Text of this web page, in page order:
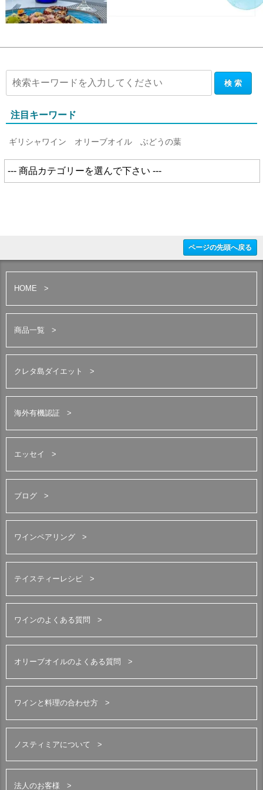
注目キーワード
ギリシャワイン オリーブオイル ぶどうの葉
ページの先頭へ戻る
HOME
商品一覧
クレタ島ダイエット
海外有機認証
エッセイ
ブログ
ワインペアリング
テイスティーレシピ
ワインのよくある質問
オリーブオイルのよくある質問
ワインと料理の合わせ方
ノスティミアについて
法人のお客様